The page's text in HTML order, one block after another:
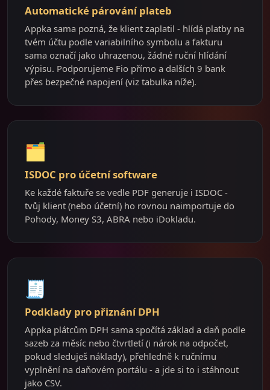
Automatické párování plateb
Appka sama pozná, že klient zaplatil - hlídá platby na
tvém účtu podle variabilního symbolu a fakturu
sama označí jako uhrazenou, žádné ruční hlídání
výpisu. Podporujeme Fio přímo a dalších 9 bank
přes bezpečné napojení (viz tabulka níže).
🗂️
ISDOC pro účetní software
Ke každé faktuře se vedle PDF generuje i ISDOC -
tvůj klient (nebo účetní) ho rovnou naimportuje do
Pohody, Money S3, ABRA nebo iDokladu.
🧾
Podklady pro přiznání DPH
Appka plátcům DPH sama spočítá základ a daň podle
sazeb za měsíc nebo čtvrtletí (i nárok na odpočet,
pokud sleduješ náklady), přehledně k ručnímu
vyplnění na daňovém portálu - a jde si to i stáhnout
jako CSV.